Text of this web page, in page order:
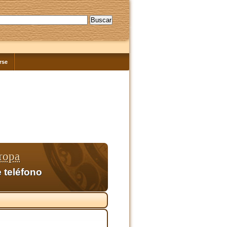
teléfono